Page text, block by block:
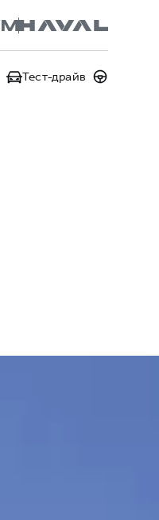
Тест-драйв